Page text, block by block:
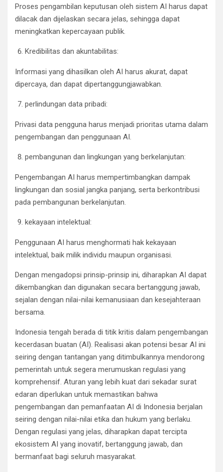
Proses pengambilan keputusan oleh sistem AI harus dapat
dilacak dan dijelaskan secara jelas, sehingga dapat
meningkatkan kepercayaan publik.
Kredibilitas dan akuntabilitas:
Informasi yang dihasilkan oleh AI harus akurat, dapat
dipercaya, dan dapat dipertanggungjawabkan.
perlindungan data pribadi:
Privasi data pengguna harus menjadi prioritas utama dalam
pengembangan dan penggunaan AI.
pembangunan dan lingkungan yang berkelanjutan:
Pengembangan AI harus mempertimbangkan dampak
lingkungan dan sosial jangka panjang, serta berkontribusi
pada pembangunan berkelanjutan.
kekayaan intelektual:
Penggunaan AI harus menghormati hak kekayaan
intelektual, baik milik individu maupun organisasi.
Dengan mengadopsi prinsip-prinsip ini, diharapkan AI dapat
dikembangkan dan digunakan secara bertanggung jawab,
sejalan dengan nilai-nilai kemanusiaan dan kesejahteraan
bersama.
Indonesia tengah berada di titik kritis dalam pengembangan
kecerdasan buatan (AI). Realisasi akan potensi besar AI ini
seiring dengan tantangan yang ditimbulkannya mendorong
pemerintah untuk segera merumuskan regulasi yang
komprehensif. Aturan yang lebih kuat dari sekadar surat
edaran diperlukan untuk memastikan bahwa
pengembangan dan pemanfaatan AI di Indonesia berjalan
seiring dengan nilai-nilai etika dan hukum yang berlaku.
Dengan regulasi yang jelas, diharapkan dapat tercipta
ekosistem AI yang inovatif, bertanggung jawab, dan
bermanfaat bagi seluruh masyarakat.